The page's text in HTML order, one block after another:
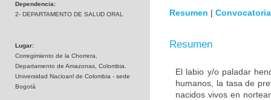
Dependencia:
2- DEPARTAMENTO DE SALUD ORAL
Lugar:
Corregimiento de la Chorrera,
Departamento de Amazonas, Colombia.
Universidad Nacioanl de Colombia - sede
Bogotá
Resumen | Convocatoria
Resumen
El labio y/o paladar
humanos, la tasa de
nacidos vivos en